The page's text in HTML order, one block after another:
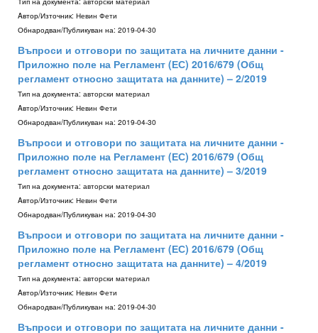
Aвтор/Източник: Невин Фети
Обнародван/Публикуван на: 2019-04-30
Въпроси и отговори по защитата на личните данни -
Приложно поле на Регламент (ЕС) 2016/679 (Общ
регламент относно защитата на данните) – 2/2019
Тип на документа: авторски материал
Aвтор/Източник: Невин Фети
Обнародван/Публикуван на: 2019-04-30
Въпроси и отговори по защитата на личните данни -
Приложно поле на Регламент (ЕС) 2016/679 (Общ
регламент относно защитата на данните) – 3/2019
Тип на документа: авторски материал
Aвтор/Източник: Невин Фети
Обнародван/Публикуван на: 2019-04-30
Въпроси и отговори по защитата на личните данни -
Приложно поле на Регламент (ЕС) 2016/679 (Общ
регламент относно защитата на данните) – 4/2019
Тип на документа: авторски материал
Aвтор/Източник: Невин Фети
Обнародван/Публикуван на: 2019-04-30
Въпроси и отговори по защитата на личните данни -